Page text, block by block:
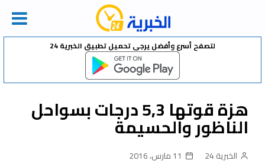
Skip
لتصفح أسرع وأفضل يرجى تحميل تطبيق الخبرية 24
هزة قوتها 5,3 درجات بسواحل
الناظور والحسيمة
الخبرية 24 11 مارس، 2016